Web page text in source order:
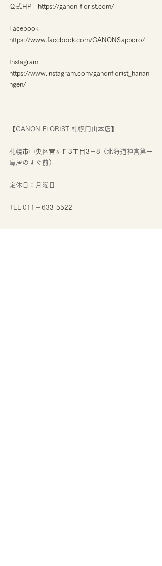
公式HP　https://ganon-florist.com/
Facebook
https://www.facebook.com/GANONSapporo/
Instagram
https://www.instagram.com/ganonflorist_hanani
ngen/
【GANON FLORIST 札幌円山本店】
札幌市中央区宮ヶ丘3丁目3 －8（北海道神宮第一
鳥居のすぐ前）
定休日：月曜日
TEL 011－633-5522